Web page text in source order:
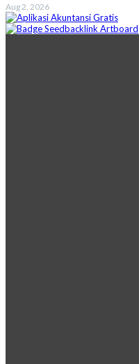
Aug 2, 2026